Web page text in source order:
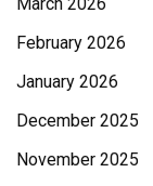
February 2026
January 2026
December 2025
November 2025